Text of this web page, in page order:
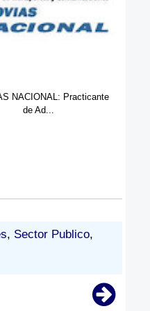
NACIONAL: Practicante
de Ad...
, Sector Publico,